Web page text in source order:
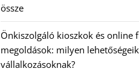
össze
Önkiszolgáló kioszkok és online
megoldások: milyen
vállalkozásoknak?